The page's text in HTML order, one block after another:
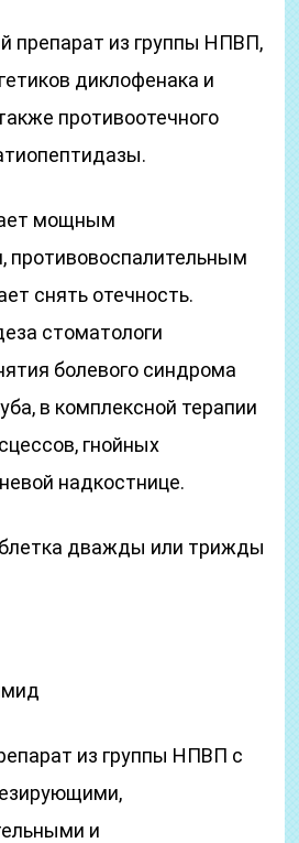
препарат из группы НПВП,
диклофенака и
противоотечного
мощным
противовоспалительным
снять отечность.
стоматологи
болевого синдрома
в комплексной терапии
гнойных
надкостнице.
дважды или трижды
из группы НПВП с
и